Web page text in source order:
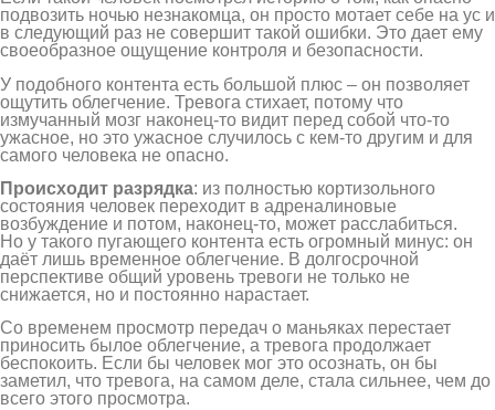
подвозить ночью незнакомца, он просто мотает себе на ус и
в следующий раз не совершит такой ошибки. Это дает ему
своеобразное ощущение контроля и безопасности.
У подобного контента есть большой плюс – он позволяет
ощутить облегчение. Тревога стихает, потому что
измучанный мозг наконец-то видит перед собой что-то
ужасное, но это ужасное случилось с кем-то другим и для
самого человека не опасно.
Происходит разрядка: из полностью кортизольного
состояния человек переходит в адреналиновые
возбуждение и потом, наконец-то, может расслабиться.
Но у такого пугающего контента есть огромный минус: он
даёт лишь временное облегчение. В долгосрочной
перспективе общий уровень тревоги не только не
снижается, но и постоянно нарастает.
Со временем просмотр передач о маньяках перестает
приносить былое облегчение, а тревога продолжает
беспокоить. Если бы человек мог это осознать, он бы
заметил, что тревога, на самом деле, стала сильнее, чем до
всего этого просмотра.